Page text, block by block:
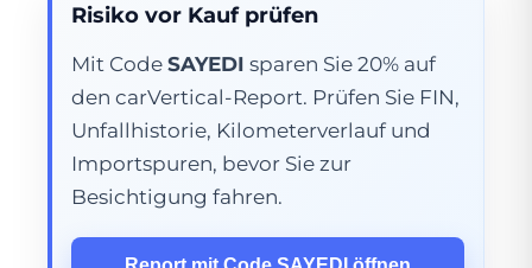
Risiko vor Kauf prüfen
Mit Code SAYEDI sparen Sie 20% auf
den carVertical-Report. Prüfen Sie FIN,
Unfallhistorie, Kilometerverlauf und
Importspuren, bevor Sie zur
Besichtigung fahren.